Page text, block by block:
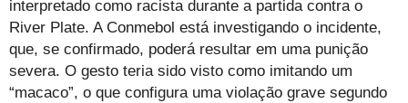
interpretado como racista durante a partida contra o
River Plate. A Conmebol está investigando o incidente,
que, se confirmado, poderá resultar em uma punição
severa. O gesto teria sido visto como imitando um
“macaco”, o que configura uma violação grave segundo